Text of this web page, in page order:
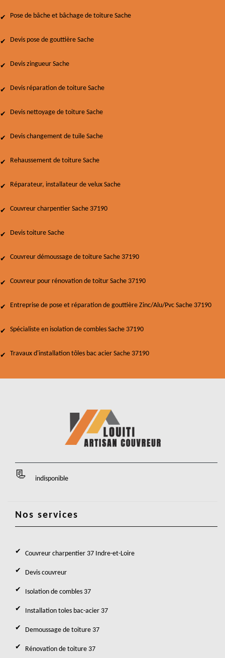
Pose de bâche et bâchage de toiture Sache
Devis pose de gouttière Sache
Devis zingueur Sache
Devis réparation de toiture Sache
Devis nettoyage de toiture Sache
Devis changement de tuile Sache
Rehaussement de toiture Sache
Réparateur, installateur de velux Sache
Couvreur charpentier Sache 37190
Devis toiture Sache
Couvreur démoussage de toiture Sache 37190
Couvreur pour rénovation de toitur Sache 37190
Entreprise de pose et réparation de gouttière Zinc/Alu/Pvc Sache 37190
Spécialiste en isolation de combles Sache 37190
Travaux d'installation tôles bac acier Sache 37190
indisponible
Nos services
Couvreur charpentier 37 Indre-et-Loire
Devis couvreur
Isolation de combles 37
Installation toles bac-acier 37
Demoussage de toiture 37
Rénovation de toiture 37